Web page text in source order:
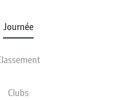
Journée
Clubs
3 4
STATISTIQUES